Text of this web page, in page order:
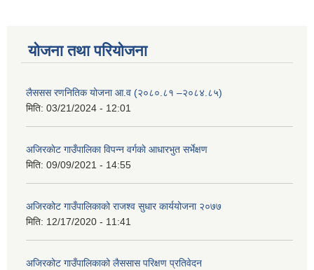
योजना तथा परियोजना
लैससस रणनितिक योजना आ.व (२०८०.८१ –२०८४.८५)
मिति: 03/21/2024 - 12:01
अजिरकाेट गाउँपालिका विपन्न वर्गकाे आधारभुत सर्भेक्षण
मिति: 09/09/2021 - 14:55
अजिरकोट गाउँपालिकाको राजश्व सुधार कार्ययोजना २०७७
मिति: 12/17/2020 - 11:41
अजिरकोट गाउँपालिकाको लैससास परिक्षण प्रतिवेदन